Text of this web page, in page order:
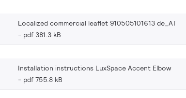
Localized commercial leaflet 910505101613 de_AT
pdf 381.3 kB
Installation instructions LuxSpace Accent Elbow
pdf 755.8 kB